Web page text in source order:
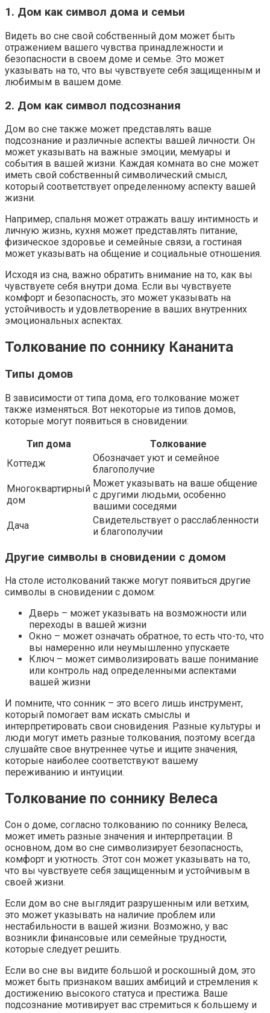
1. Дом как символ дома и семьи
Видеть во сне свой собственный дом может быть
отражением вашего чувства принадлежности и
безопасности в своем доме и семье. Это может
указывать на то, что вы чувствуете себя защищенным и
любимым в вашем доме.
2. Дом как символ подсознания
Дом во сне также может представлять ваше
подсознание и различные аспекты вашей личности. Он
может указывать на важные эмоции, мемуары и
события в вашей жизни. Каждая комната во сне может
иметь свой собственный символический смысл,
который соответствует определенному аспекту вашей
жизни.
Например, спальня может отражать вашу интимность и
личную жизнь, кухня может представлять питание,
физическое здоровье и семейные связи, а гостиная
может указывать на общение и социальные отношения.
Исходя из сна, важно обратить внимание на то, как вы
чувствуете себя внутри дома. Если вы чувствуете
комфорт и безопасность, это может указывать на
устойчивость и удовлетворение в ваших внутренних
эмоциональных аспектах.
Толкование по соннику Кананита
Типы домов
В зависимости от типа дома, его толкование может
также изменяться. Вот некоторые из типов домов,
которые могут появиться в сновидении:
Тип дома
Толкование
Коттедж
Обозначает уют и семейное
благополучие
Многоквартирный
дом
Может указывать на ваше общение
с другими людьми, особенно
вашими соседями
Дача
Свидетельствует о расслабленности
и благополучии
Другие символы в сновидении с домом
На столе истолкований также могут появиться другие
символы в сновидении с домом:
Дверь – может указывать на возможности или
переходы в вашей жизни
Окно – может означать обратное, то есть что-то, что
вы намеренно или неумышленно упускаете
Ключ – может символизировать ваше понимание
или контроль над определенными аспектами
вашей жизни
И помните, что сонник – это всего лишь инструмент,
который помогает вам искать смыслы и
интерпретировать свои сновидения. Разные культуры и
люди могут иметь разные толкования, поэтому всегда
слушайте свое внутреннее чутье и ищите значения,
которые наиболее соответствуют вашему
переживанию и интуиции.
Толкование по соннику Велеса
Сон о доме, согласно толкованию по соннику Велеса,
может иметь разные значения и интерпретации. В
основном, дом во сне символизирует безопасность,
комфорт и уютность. Этот сон может указывать на то,
что вы чувствуете себя защищенным и устойчивым в
своей жизни.
Если дом во сне выглядит разрушенным или ветхим,
это может указывать на наличие проблем или
нестабильности в вашей жизни. Возможно, у вас
возникли финансовые или семейные трудности,
которые следует решить.
Если во сне вы видите большой и роскошный дом, это
может быть признаком ваших амбиций и стремления к
достижению высокого статуса и престижа. Ваше
подсознание мотивирует вас стремиться к большему и